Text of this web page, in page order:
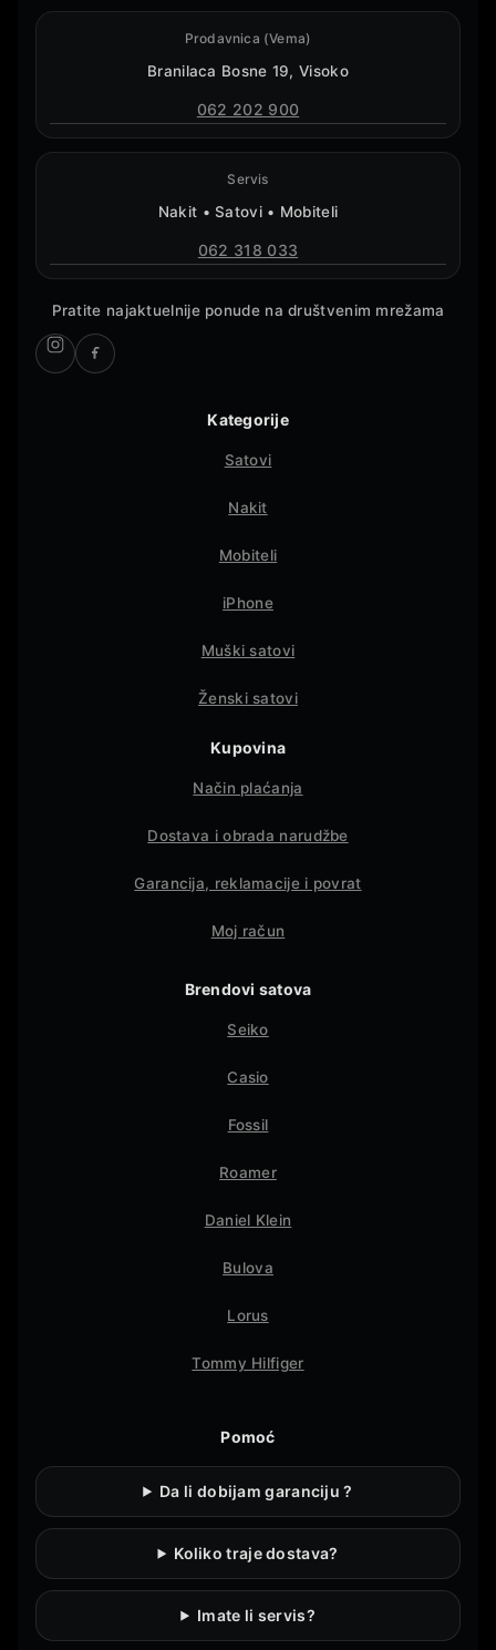
Prodavnica (Vema)
Branilaca Bosne 19, Visoko
062 202 900
Servis
Nakit • Satovi • Mobiteli
062 318 033
Pratite najaktuelnije ponude na društvenim mrežama
Kategorije
Satovi
Nakit
Mobiteli
iPhone
Muški satovi
Ženski satovi
Kupovina
Način plaćanja
Dostava i obrada narudžbe
Garancija, reklamacije i povrat
Moj račun
Brendovi satova
Seiko
Casio
Fossil
Roamer
Daniel Klein
Bulova
Lorus
Tommy Hilfiger
Pomoć
Da li dobijam garanciju ?
Koliko traje dostava?
Imate li servis?